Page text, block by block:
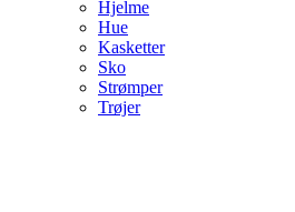
Hjelme
Hue
Kasketter
Sko
Strømper
Trøjer